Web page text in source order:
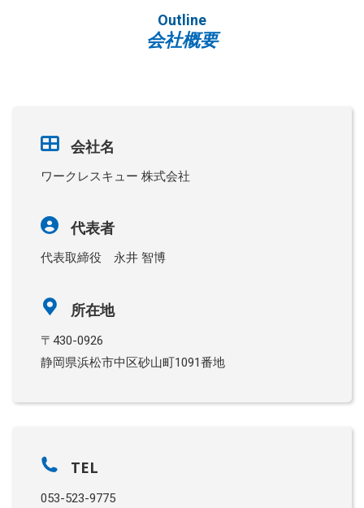
Outline
会社概要
会社名
ワークレスキュー 株式会社
代表者
代表取締役 永井 智博
所在地
〒430-0926
静岡県浜松市中区砂山町1091番地
TEL
053-523-9775